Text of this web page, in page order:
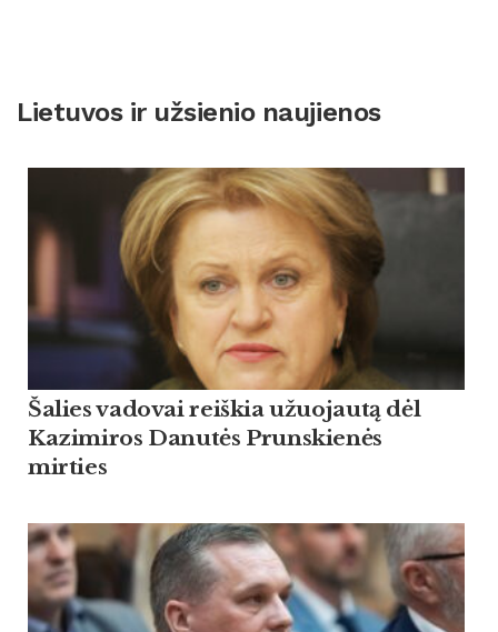
Lietuvos ir užsienio naujienos
Šalies vadovai reiškia užuojautą dėl
Kazimiros Danutės Prunskienės
mirties